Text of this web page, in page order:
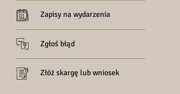
Zapisy na wydarzenia
Zgłoś błąd
Złóż skargę lub wniosek